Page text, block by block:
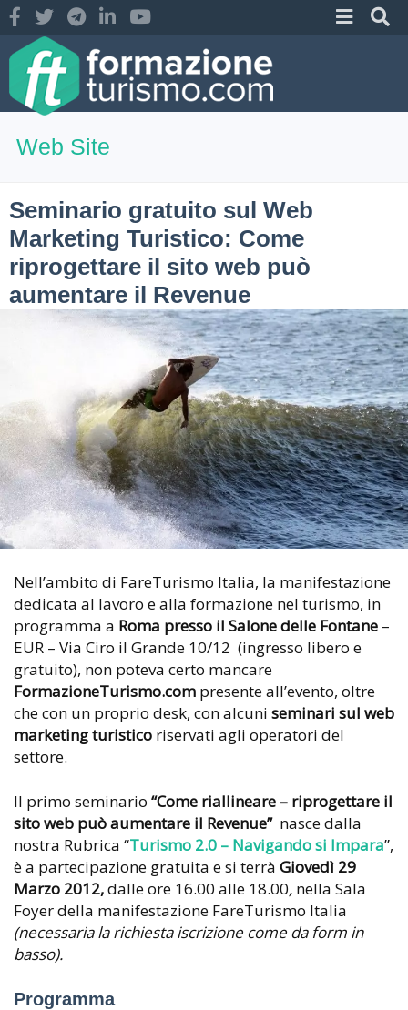
Web Site
Seminario gratuito sul Web
Marketing Turistico: Come
riprogettare il sito web può
aumentare il Revenue
Nell’ambito di FareTurismo Italia, la manifestazione
dedicata al lavoro e alla formazione nel turismo, in
programma a Roma presso il Salone delle Fontane –
EUR – Via Ciro il Grande 10/12 (ingresso libero e
gratuito), non poteva certo mancare
FormazioneTurismo.com presente all’evento, oltre
che con un proprio desk, con alcuni seminari sul web
marketing turistico riservati agli operatori del
settore.
Il primo seminario “Come riallineare – riprogettare il
sito web può aumentare il Revenue”nasce dalla
nostra Rubrica “Turismo 2.0 – Navigando si Impara”,
è a partecipazione gratuita e si terrà Giovedì 29
Marzo 2012,dalle ore 16.00 alle 18.00, nella Sala
Foyer della manifestazione FareTurismo Italia
(necessaria la richiesta iscrizione come da form in
basso).
Programma